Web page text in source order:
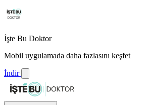
İşte Bu Doktor
Mobil uygulamada daha fazlasını keşfet
İndir